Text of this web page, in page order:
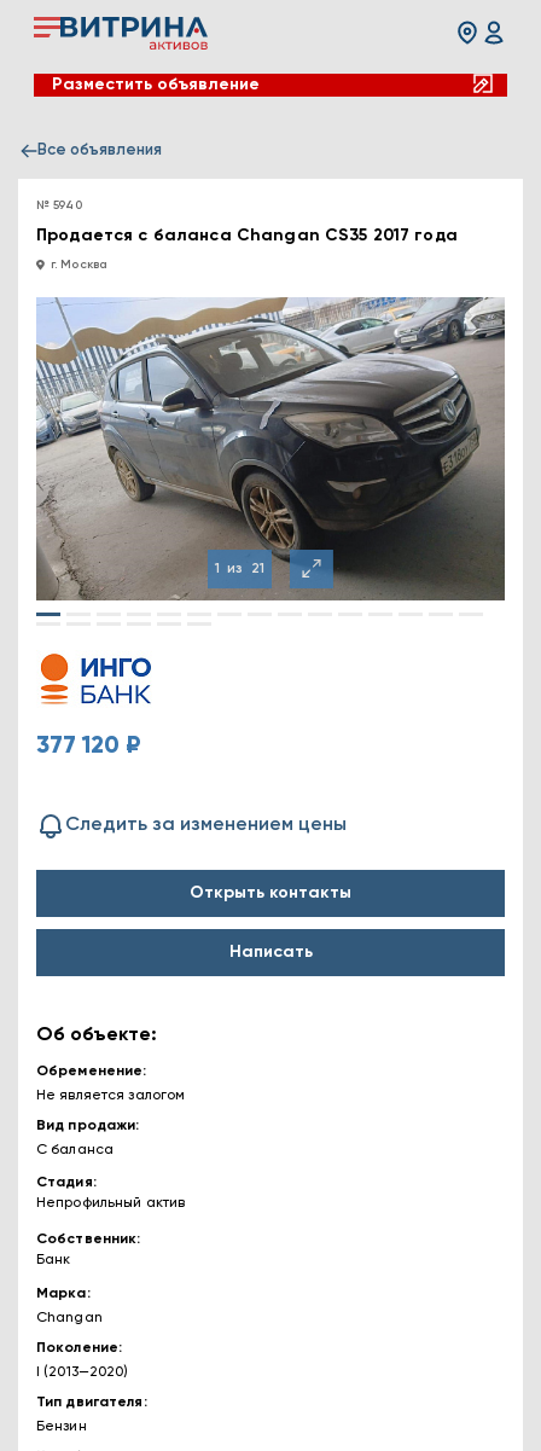
Разместить объявление
Все объявления
№ 5940
Продается с баланса Changan CS35 2017 года
г. Москва
1 из 21
377 120 ₽
Следить за изменением цены
Открыть контакты
Написать
Об объекте:
Обременение
Не является залогом
Вид продажи
С баланса
Стадия
Непрофильный актив
Собственник
Банк
Марка
Changan
Поколение
I (2013—2020)
Тип двигателя
Бензин